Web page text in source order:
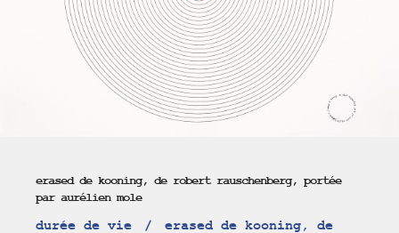
erased de kooning, de robert rauschenberg, portée
par aurélien mole
durée de vie
erased de kooning, de